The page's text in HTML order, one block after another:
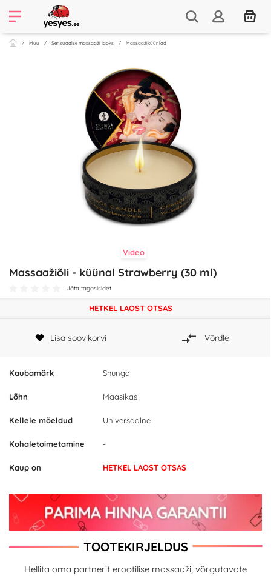
Muu Sensuaalse massaaži jaoks Massaažiküünlad
Video
Massaažiõli - küünal Strawberry (30 ml)
Jäta tagasisidet
Kaubamärk Shunga
Lõhn Maasikas
Kellele mõeldud Universaalne
Kohaletoimetamine -
Kaup on HETKEL LAOST OTSAS
HETKEL LAOST OTSAS
Lisa soovikorvi Võrdle
TOOTEKIRJELDUS
Hellita oma partnerit erootilise massaaži, võrgutavate